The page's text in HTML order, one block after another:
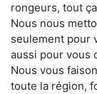
rongeurs, tout
Nous nous
seulement pour
aussi pour vous
Nous vous
toute la région,